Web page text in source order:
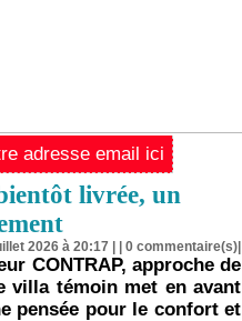
adresse email ici
livrée, un
2026 à 20:17 | | 0 commentaire(s)|
CONTRAP, approche de
villa témoin met en avant
pensée pour le confort et